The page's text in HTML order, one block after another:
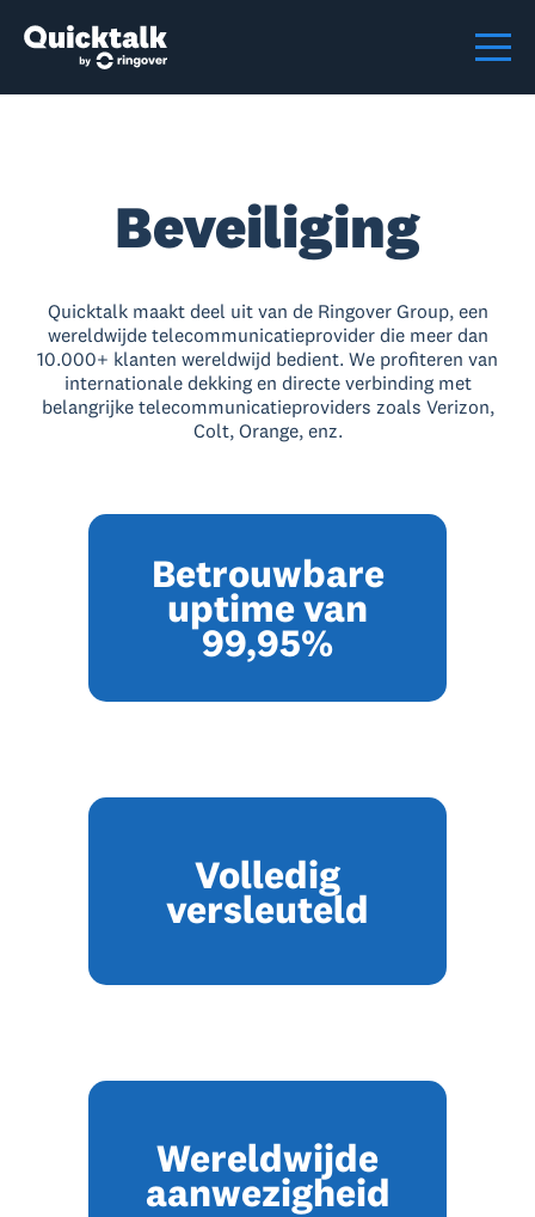
Beveiliging
Quicktalk maakt deel uit van de Ringover Group, een
wereldwijde telecommunicatieprovider die meer dan
10.000+ klanten wereldwijd bedient. We profiteren van
internationale dekking en directe verbinding met
belangrijke telecommunicatieproviders zoals Verizon,
Colt, Orange, enz.
Betrouwbare
uptime van
99,95%
Volledig
versleuteld
Wereldwijde
aanwezigheid